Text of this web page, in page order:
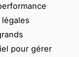
pour gérer